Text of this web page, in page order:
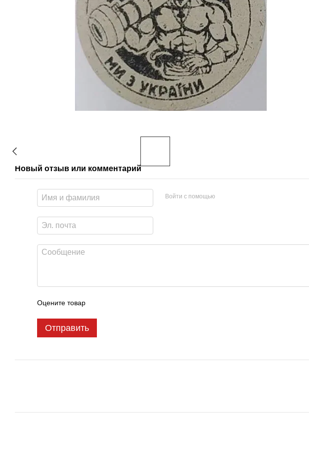
Новый отзыв или комментарий
Войти с помощью
Оцените товар
Отправить